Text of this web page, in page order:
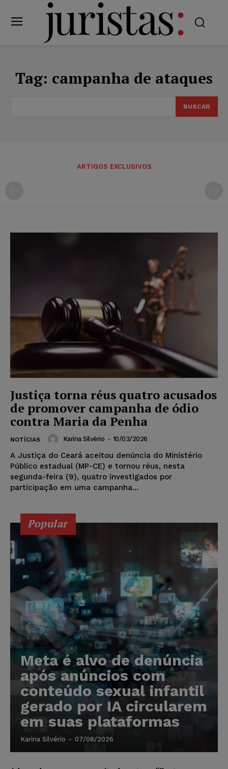
Tag: campanha de ataques
BUSCAR
ARTIGOS EXCLUSIVOS
Justiça torna réus quatro acusados
de promover campanha de ódio
contra Maria da Penha
NOTÍCIAS Karina Silvério - 10/03/2026
A Justiça do Ceará aceitou denúncia do Ministério
Público estadual (MP-CE) e tornou réus, nesta
segunda-feira (9), quatro investigados por
participação em uma campanha...
Popular
Meta é alvo de denúncia
após anúncios com
conteúdo sexual infantil
gerado por IA circularem
em suas plataformas
Karina Silvério - 07/08/2026